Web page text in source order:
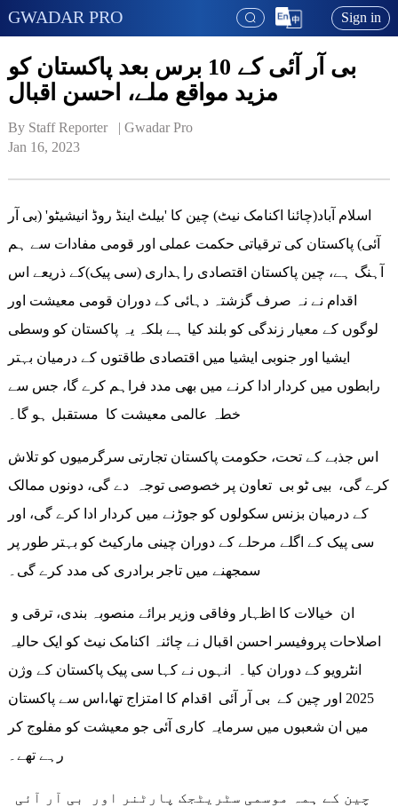
GWADAR PRO Sign in
بی آر آئی کے 10 برس بعد پاکستان کو
مزید مواقع ملے، احسن اقبال
By Staff Reporter   | Gwadar Pro
Jan 16, 2023
اسلام آباد(چائنا اکنامک نیٹ) چین کا 'بیلٹ اینڈ روڈ انیشیٹو' (بی آر
آئی) پاکستان کی ترقیاتی حکمت عملی اور قومی مفادات سے ہم
آہنگ ہے، چین پاکستان اقتصادی راہداری (سی پیک)کے ذریعے اس
اقدام نے نہ صرف گزشتہ دہائی کے دوران قومی معیشت اور
لوگوں کے معیار زندگی کو بلند کیا ہے بلکہ یہ پاکستان کو وسطی
ایشیا اور جنوبی ایشیا میں اقتصادی طاقتوں کے درمیان بہتر
رابطوں میں کردار ادا کرنے میں بھی مدد فراہم کرے گا، جس سے
اس جذبے کے تحت، حکومت پاکستان تجارتی سرگرمیوں کو تلاش
کرے گی، بیی ٹو بی تعاون پر خصوصی توجہ دے گی، دونوں ممالک
کے درمیان بزنس سکولوں کو جوڑنے میں کردار ادا کرے گی، اور
سی پیک کے اگلے مرحلے کے دوران چینی مارکیٹ کو بہتر طور پر
اصلاحات پروفیسر احسن اقبال نے چائنہ اکنامک نیٹ کو ایک حالیہ
انٹرویو کے دوران کیا۔ انہوں نے کہا سی پیک پاکستان کے وژن
2025 اور چین کے بی آر آئی اقدام کا امتزاج تھا،اس سے پاکستان
میں ان شعبوں میں سرمایہ کاری آئی جو معیشت کو مفلوج کر
رہے تھے۔
چین کے ہمہ موسمی سٹریٹجک پارٹنر اور بی آر آئی